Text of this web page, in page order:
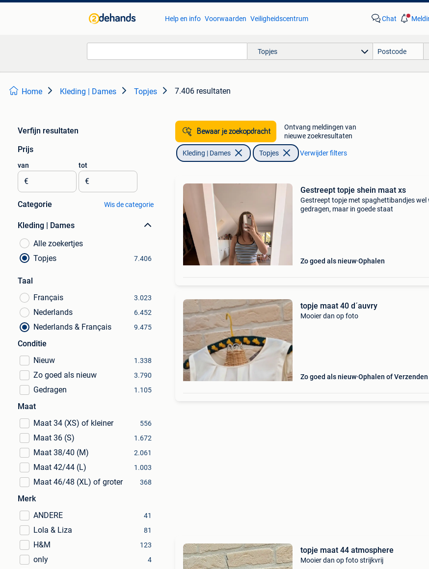
Help en info Voorwaarden Veiligheidscentrum Chat
Topjes
Home Kleding | Dames Topjes 7.406 resultaten
Verfijn resultaten
Prijs
van
€
tot
€
Categorie Wis de categorie
Kleding | Dames
Alle zoekertjes
Topjes
7.406
Taal
Français
3.023
Nederlands 6.452
Nederlands & Français 9.475
Conditie
Nieuw
1.338
Zo goed als nieuw 3.790
Gedragen 1.105
Maat
Maat 34 (XS) of kleiner
556
Maat 36 (S) 1.672
Maat 38/40 (M) 2.061
Maat 42/44 (L) 1.003
Maat 46/48 (XL) of groter 368
Merk
ANDERE
41
Lola & Liza 81
H&M 123
only 4
Bewaar je zoekopdracht
Ontvang meldingen van
nieuwe zoekresultaten
Kleding | Dames Topjes Verwijder filters
Gestreept topje shein maat xs
Gestreept topje met spaghettibandjes wel
gedragen, maar in goede staat
Zo goed als nieuw Ophalen
topje maat 40 d´auvry
Mooier dan op foto
Zo goed als nieuw Ophalen of Verzenden
topje maat 44 atmosphere
Mooier dan op foto strijkvrij